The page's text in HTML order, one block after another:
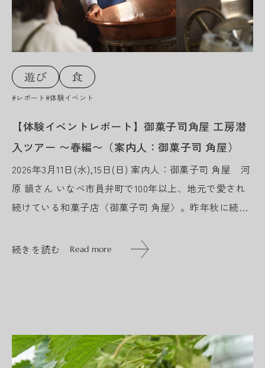
#レポート#体験イベント
【体験イベントレポート】御菓子司角屋 工房潜
入ツアー 〜春編〜（案内人：御菓子司 角屋）
2026年3月11日(水),15日(日) 案内人：御菓子司 角屋 河
原 韻さん いなべ市員弁町で100年以上、地元で愛され
続けている和菓子店〈御菓子司 角屋〉。昨年秋に続き
続きを読む
Read more